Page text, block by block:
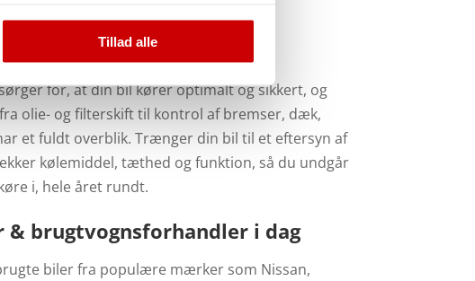
Tillad alle
for, at din bil kører optimalt og sikkert, og
olie- og filterskift til kontrol af bremser, dæk,
et fuldt overblik.Trænger din bil til et eftersyn af
kølemiddel, tæthed og funktion, så du undgår
i, hele året rundt.
& brugtvognsforhandler i dag
biler fra populære mærker som Nissan,